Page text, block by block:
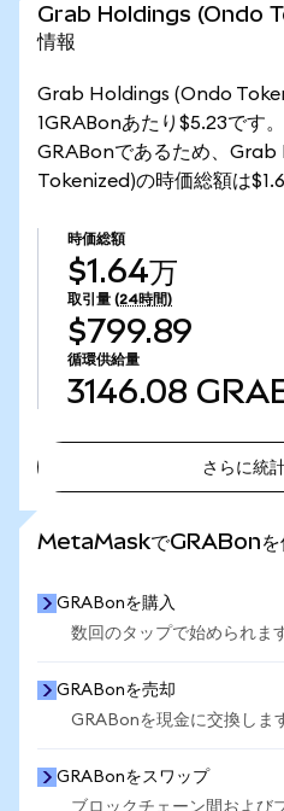
Grab Holdings (Ondo
情報
Grab Holdings (Ondo
1GRABonあたり$5.23です
GRABonであるため、
Tokenized)の時価総額は
時価総額
$1.64万
取引量 (24時間)
$799.89
循環供給量
3146.08
さらに統
MetaMaskでGRABonを
GRABonを購入
数回のタップで始められま
GRABonを売却
GRABonを現金に交換しま
GRABonをスワップ
ブロックチェーン間および